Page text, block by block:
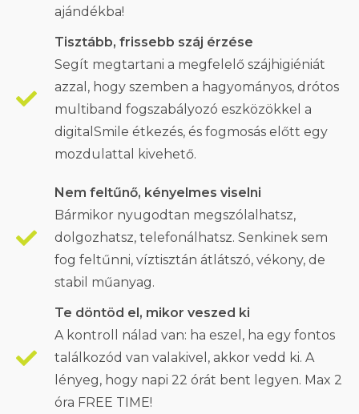
ajándékba!
Tisztább, frissebb száj érzése
Segít megtartani a megfelelő szájhigiéniát
azzal, hogy szemben a hagyományos, drótos
multiband fogszabályozó eszközökkel a
digitalSmile étkezés, és fogmosás előtt egy
mozdulattal kivehető.
Nem feltűnő, kényelmes viselni
Bármikor nyugodtan megszólalhatsz,
dolgozhatsz, telefonálhatsz. Senkinek sem
fog feltűnni, víztisztán átlátszó, vékony, de
stabil műanyag.
Te döntöd el, mikor veszed ki
A kontroll nálad van: ha eszel, ha egy fontos
találkozód van valakivel, akkor vedd ki. A
lényeg, hogy napi 22 órát bent legyen. Max 2
óra FREE TIME!